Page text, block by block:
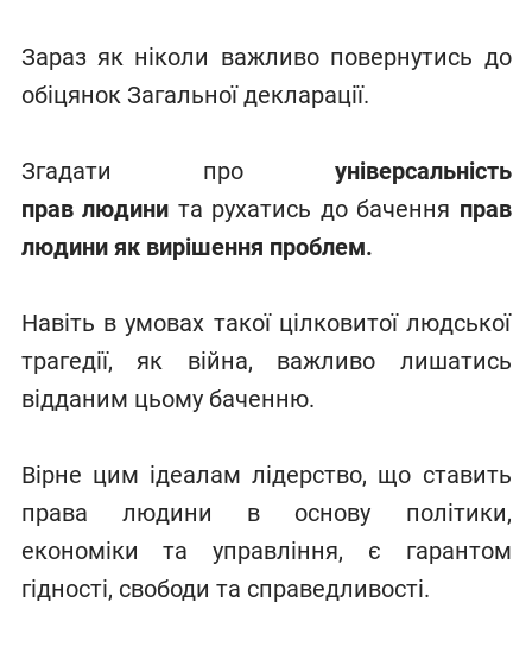
Зараз як ніколи важливо повернутись до
обіцянок Загальної декларації.
Згадати про універсальність
прав людини та рухатись до бачення прав
людини як вирішення проблем.
Навіть в умовах такої цілковитої людської
трагедії, як війна, важливо лишатись
відданим цьому баченню.
Вірне цим ідеалам лідерство, що ставить
права людини в основу політики,
економіки та управління, є гарантом
гідності, свободи та справедливості.